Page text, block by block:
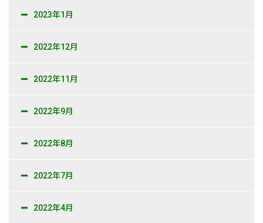
2023年1月
2022年12月
2022年11月
2022年9月
2022年8月
2022年7月
2022年4月